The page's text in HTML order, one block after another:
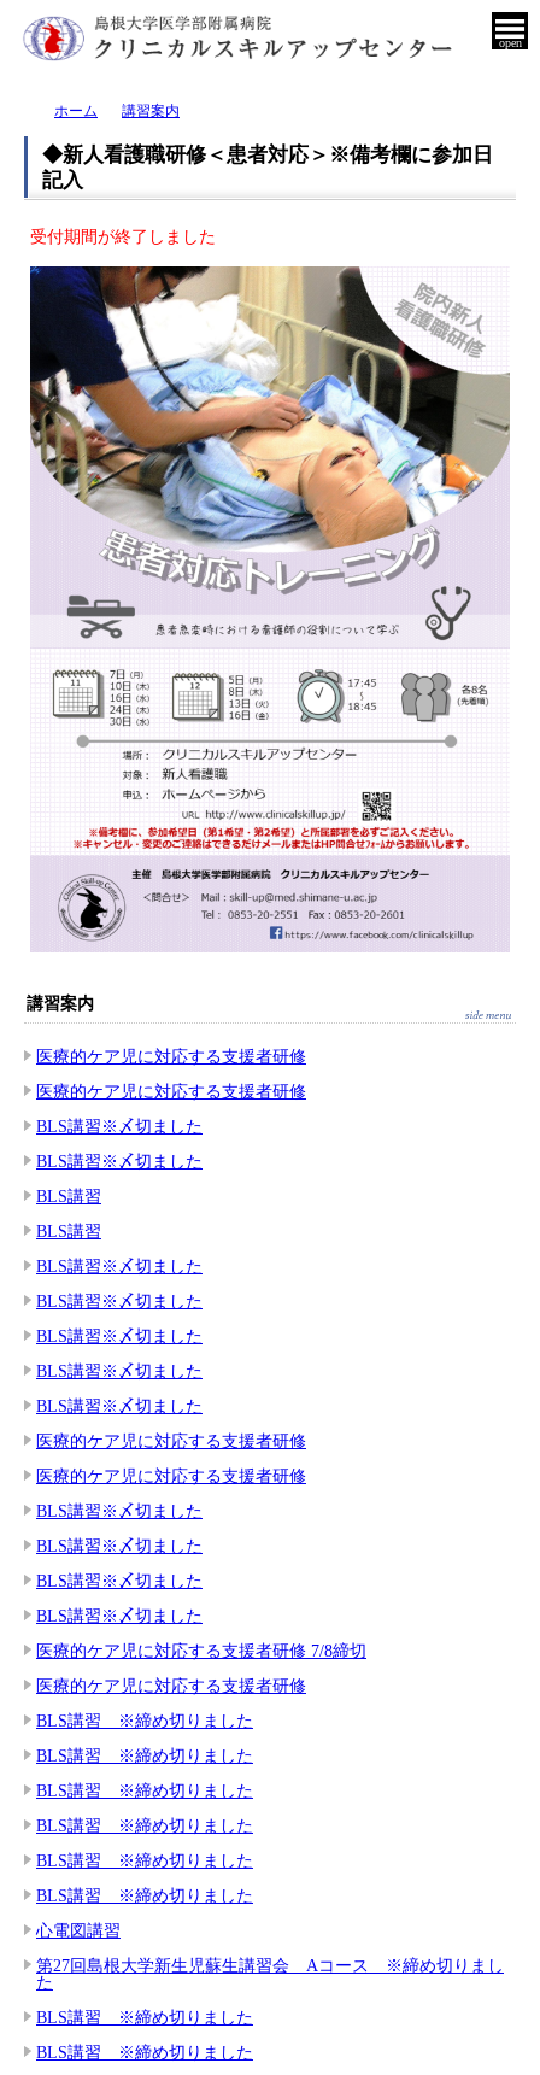
open
ホーム 講習案内
◆新人看護職研修＜患者対応＞※備考欄に参加日
記入
受付期間が終了しました
講習案内
医療的ケア児に対応する支援者研修
医療的ケア児に対応する支援者研修
BLS講習※〆切ました
BLS講習※〆切ました
BLS講習
BLS講習
BLS講習※〆切ました
BLS講習※〆切ました
BLS講習※〆切ました
BLS講習※〆切ました
BLS講習※〆切ました
医療的ケア児に対応する支援者研修
医療的ケア児に対応する支援者研修
BLS講習※〆切ました
BLS講習※〆切ました
BLS講習※〆切ました
BLS講習※〆切ました
医療的ケア児に対応する支援者研修 7/8締切
医療的ケア児に対応する支援者研修
BLS講習 ※締め切りました
BLS講習 ※締め切りました
BLS講習 ※締め切りました
BLS講習 ※締め切りました
BLS講習 ※締め切りました
BLS講習 ※締め切りました
心電図講習
第27回島根大学新生児蘇生講習会 Aコース ※締め切りまし
た
BLS講習 ※締め切りました
BLS講習 ※締め切りました